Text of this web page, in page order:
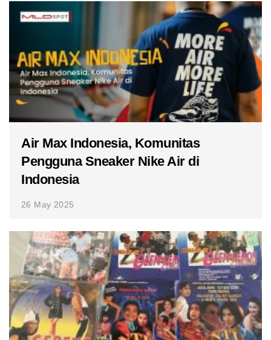
Air Max Indonesia, Komunitas
Pengguna Sneaker Nike Air di
Indonesia
26 May 2025